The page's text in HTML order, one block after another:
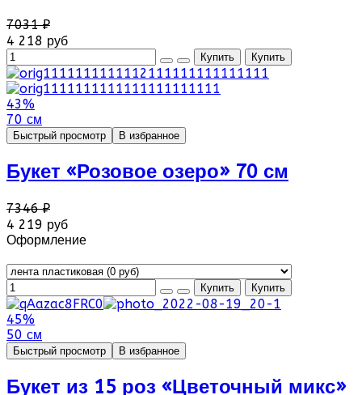
7031 ₽
4 218 руб
43%
70 см
Быстрый просмотр В избранное
Букет «Розовое озеро» 70 см
7346 ₽
4 219 руб
Оформление
45%
50 см
Быстрый просмотр В избранное
Букет из 15 роз «Цветочный микс»